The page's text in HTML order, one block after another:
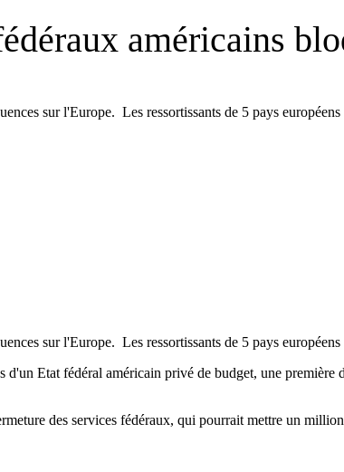
américains
sur l'Europe. Les ressortissants de 5 pays
sur l'Europe. Les ressortissants de 5 pays
Etat fédéral américain privé de budget, une
des services fédéraux, qui pourrait mettre un